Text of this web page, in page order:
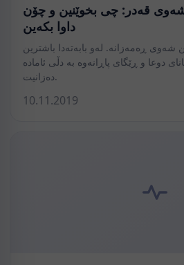
شەوی قەدر: چی بخوێنین و چۆن
داوا بکەین
ڕەمەزانە. لەو بابەتەدا باشترین
دوعا و ڕێگای پاڕانەوە بە دڵی ئامادە
دەزانیت.
10.11.2019